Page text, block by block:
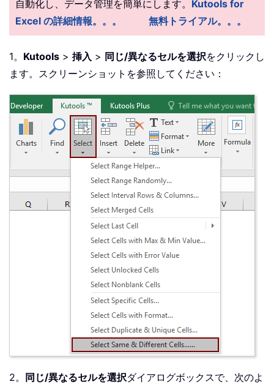
自動化し、データ管理を簡単にします。 Kutools for
Excel の詳細情報。。。
無料トライアル。。。
1。 Kutools > 挿入 > 同じ/異なるセルを選択をクリックし
ます。スクリーンショットを参照してください：
2。 同じ/異なるセルを選択ダイアログボックスで、次のよ